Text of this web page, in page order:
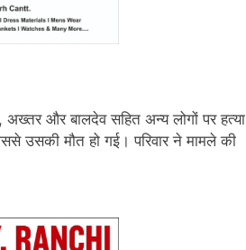
और बालदेव सहित अन्य लोगों पर हत्या
उसकी मौत हो गई। परिवार ने मामले की